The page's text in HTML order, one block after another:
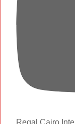
Regal Cairo